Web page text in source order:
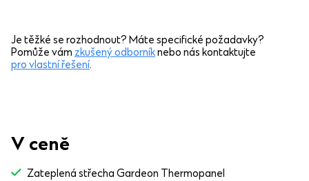
Je těžké se rozhodnout? Máte specifické požadavky?
Pomůže vám zkušený odborníknebo nás kontaktujte
pro vlastní řešení.
V ceně
Zateplená střecha Gardeon Thermopanel